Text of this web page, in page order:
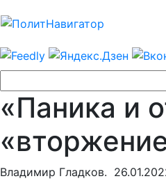
«Паника и
Владимир Гладков.